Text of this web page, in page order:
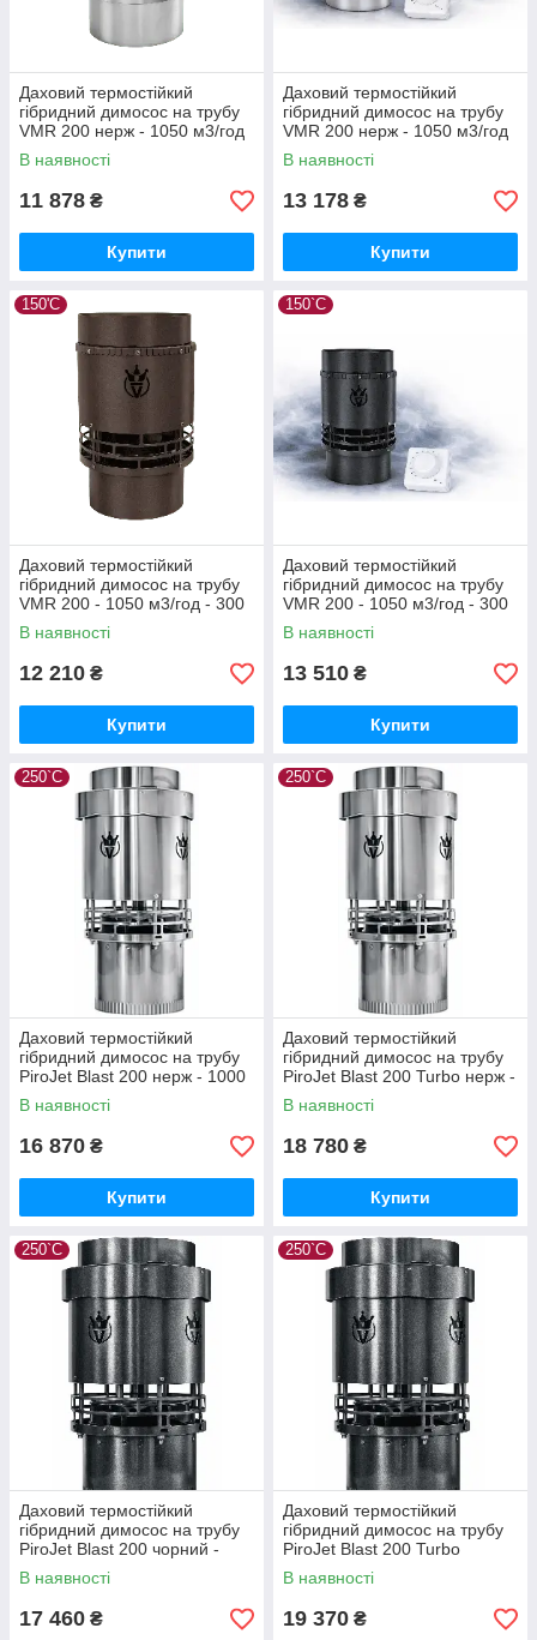
Даховий термостійкий
гібридний димосос на трубу
VMR 200 нерж - 1050 м3/год
- 300 Па
В наявності
11 878 ₴
Купити
Даховий термостійкий
гібридний димосос на трубу
VMR 200 нерж - 1050 м3/год
- 300 Па (з регул.швидкості)
В наявності
13 178 ₴
Купити
150'С
Даховий термостійкий
гібридний димосос на трубу
VMR 200 - 1050 м3/год - 300
Па
В наявності
12 210 ₴
Купити
150`C
Даховий термостійкий
гібридний димосос на трубу
VMR 200 - 1050 м3/год - 300
Па (з регул.швидкості)
В наявності
13 510 ₴
Купити
250`C
Даховий термостійкий
гібридний димосос на трубу
PiroJet Blast 200 нерж - 1000
м3/год - 450 Па
В наявності
16 870 ₴
Купити
250`C
Даховий термостійкий
гібридний димосос на трубу
PiroJet Blast 200 Turbo нерж -
1910 м3/год - 1150 Па
В наявності
18 780 ₴
Купити
250`C
Даховий термостійкий
гібридний димосос на трубу
PiroJet Blast 200 чорний -
1000 м3/год - 450 Па
В наявності
17 460 ₴
250`C
Даховий термостійкий
гібридний димосос на трубу
PiroJet Blast 200 Turbo
фарбований - 1910 м3/год
1150Па
В наявності
19 370 ₴